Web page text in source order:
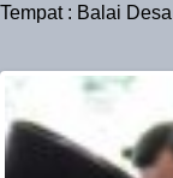
Tempat : Balai